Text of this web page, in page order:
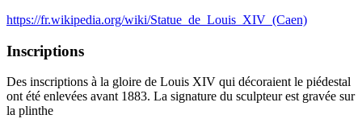
https://fr.wikipedia.org/wiki/Statue_de_Louis_XIV_(Caen)
Inscriptions
Des inscriptions à la gloire de Louis XIV qui décoraient le piédestal
ont été enlevées avant 1883. La signature du sculpteur est gravée sur
la plinthe